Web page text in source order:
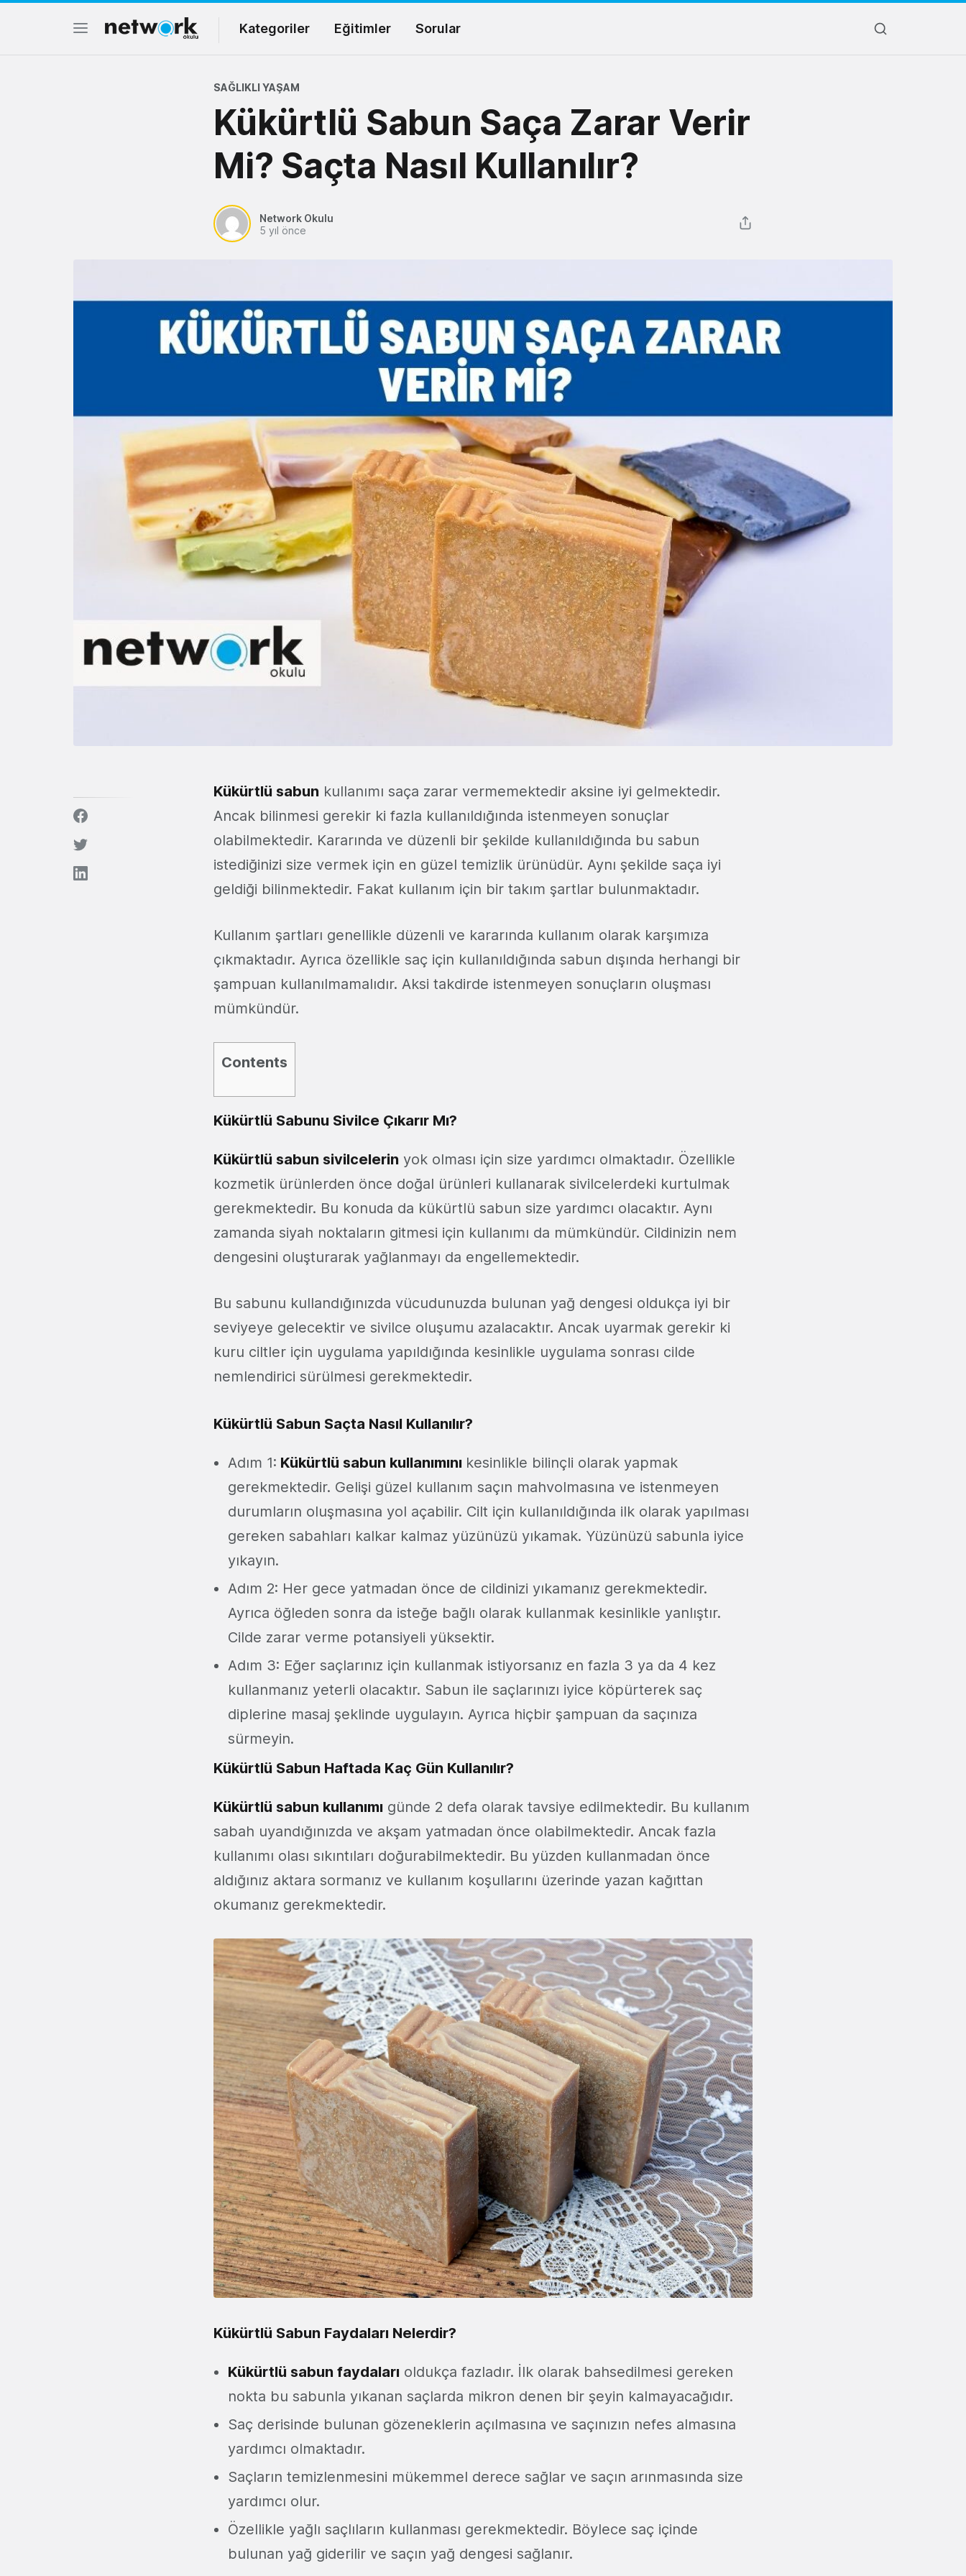
Kategoriler Eğitimler Sorular
SAĞLIKLI YAŞAM
Kükürtlü Sabun Saça Zarar Verir
Mi? Saçta Nasıl Kullanılır?
Network Okulu
5 yıl önce
Kükürtlü sabun kullanımı saça zarar vermemektedir aksine iyi gelmektedir.
Ancak bilinmesi gerekir ki fazla kullanıldığında istenmeyen sonuçlar
olabilmektedir. Kararında ve düzenli bir şekilde kullanıldığında bu sabun
istediğinizi size vermek için en güzel temizlik ürünüdür. Aynı şekilde saça iyi
geldiği bilinmektedir. Fakat kullanım için bir takım şartlar bulunmaktadır.
Kullanım şartları genellikle düzenli ve kararında kullanım olarak karşımıza
çıkmaktadır. Ayrıca özellikle saç için kullanıldığında sabun dışında herhangi bir
şampuan kullanılmamalıdır. Aksi takdirde istenmeyen sonuçların oluşması
mümkündür.
Contents
Kükürtlü Sabunu Sivilce Çıkarır Mı?
Kükürtlü sabun sivilcelerin yok olması için size yardımcı olmaktadır. Özellikle
kozmetik ürünlerden önce doğal ürünleri kullanarak sivilcelerdeki kurtulmak
gerekmektedir. Bu konuda da kükürtlü sabun size yardımcı olacaktır. Aynı
zamanda siyah noktaların gitmesi için kullanımı da mümkündür. Cildinizin nem
dengesini oluşturarak yağlanmayı da engellemektedir.
Bu sabunu kullandığınızda vücudunuzda bulunan yağ dengesi oldukça iyi bir
seviyeye gelecektir ve sivilce oluşumu azalacaktır. Ancak uyarmak gerekir ki
kuru ciltler için uygulama yapıldığında kesinlikle uygulama sonrası cilde
nemlendirici sürülmesi gerekmektedir.
Kükürtlü Sabun Saçta Nasıl Kullanılır?
Adım 1: Kükürtlü sabun kullanımını kesinlikle bilinçli olarak yapmak
gerekmektedir. Gelişi güzel kullanım saçın mahvolmasına ve istenmeyen
durumların oluşmasına yol açabilir. Cilt için kullanıldığında ilk olarak yapılması
gereken sabahları kalkar kalmaz yüzünüzü yıkamak. Yüzünüzü sabunla iyice
yıkayın.
Adım 2: Her gece yatmadan önce de cildinizi yıkamanız gerekmektedir.
Ayrıca öğleden sonra da isteğe bağlı olarak kullanmak kesinlikle yanlıştır.
Cilde zarar verme potansiyeli yüksektir.
Adım 3: Eğer saçlarınız için kullanmak istiyorsanız en fazla 3 ya da 4 kez
kullanmanız yeterli olacaktır. Sabun ile saçlarınızı iyice köpürterek saç
diplerine masaj şeklinde uygulayın. Ayrıca hiçbir şampuan da saçınıza
sürmeyin.
Kükürtlü Sabun Haftada Kaç Gün Kullanılır?
Kükürtlü sabun kullanımı günde 2 defa olarak tavsiye edilmektedir. Bu kullanım
sabah uyandığınızda ve akşam yatmadan önce olabilmektedir. Ancak fazla
kullanımı olası sıkıntıları doğurabilmektedir. Bu yüzden kullanmadan önce
aldığınız aktara sormanız ve kullanım koşullarını üzerinde yazan kağıttan
okumanız gerekmektedir.
Kükürtlü Sabun Faydaları Nelerdir?
Kükürtlü sabun faydaları oldukça fazladır. İlk olarak bahsedilmesi gereken
nokta bu sabunla yıkanan saçlarda mikron denen bir şeyin kalmayacağıdır.
Saç derisinde bulunan gözeneklerin açılmasına ve saçınızın nefes almasına
yardımcı olmaktadır.
Saçların temizlenmesini mükemmel derece sağlar ve saçın arınmasında size
yardımcı olur.
Özellikle yağlı saçlıların kullanması gerekmektedir. Böylece saç içinde
bulunan yağ giderilir ve saçın yağ dengesi sağlanır.